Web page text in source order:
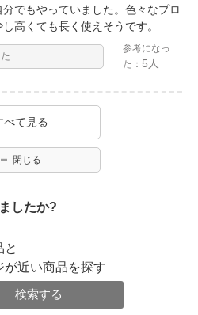
でもやっていました。色々なプロ
高くても長く使えそうです。
参考になっ
た： 5人
べて見る
閉じる
したか?
と
が近い商品を探す
検索する